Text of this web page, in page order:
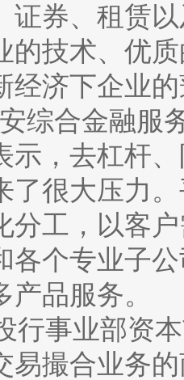
证券、租赁
的技术、优
经济下企业
合金融服务
示，去杠杆
了很大压力
分工，以客
各个专业子
品服务。
事业部资本
易撮合业务